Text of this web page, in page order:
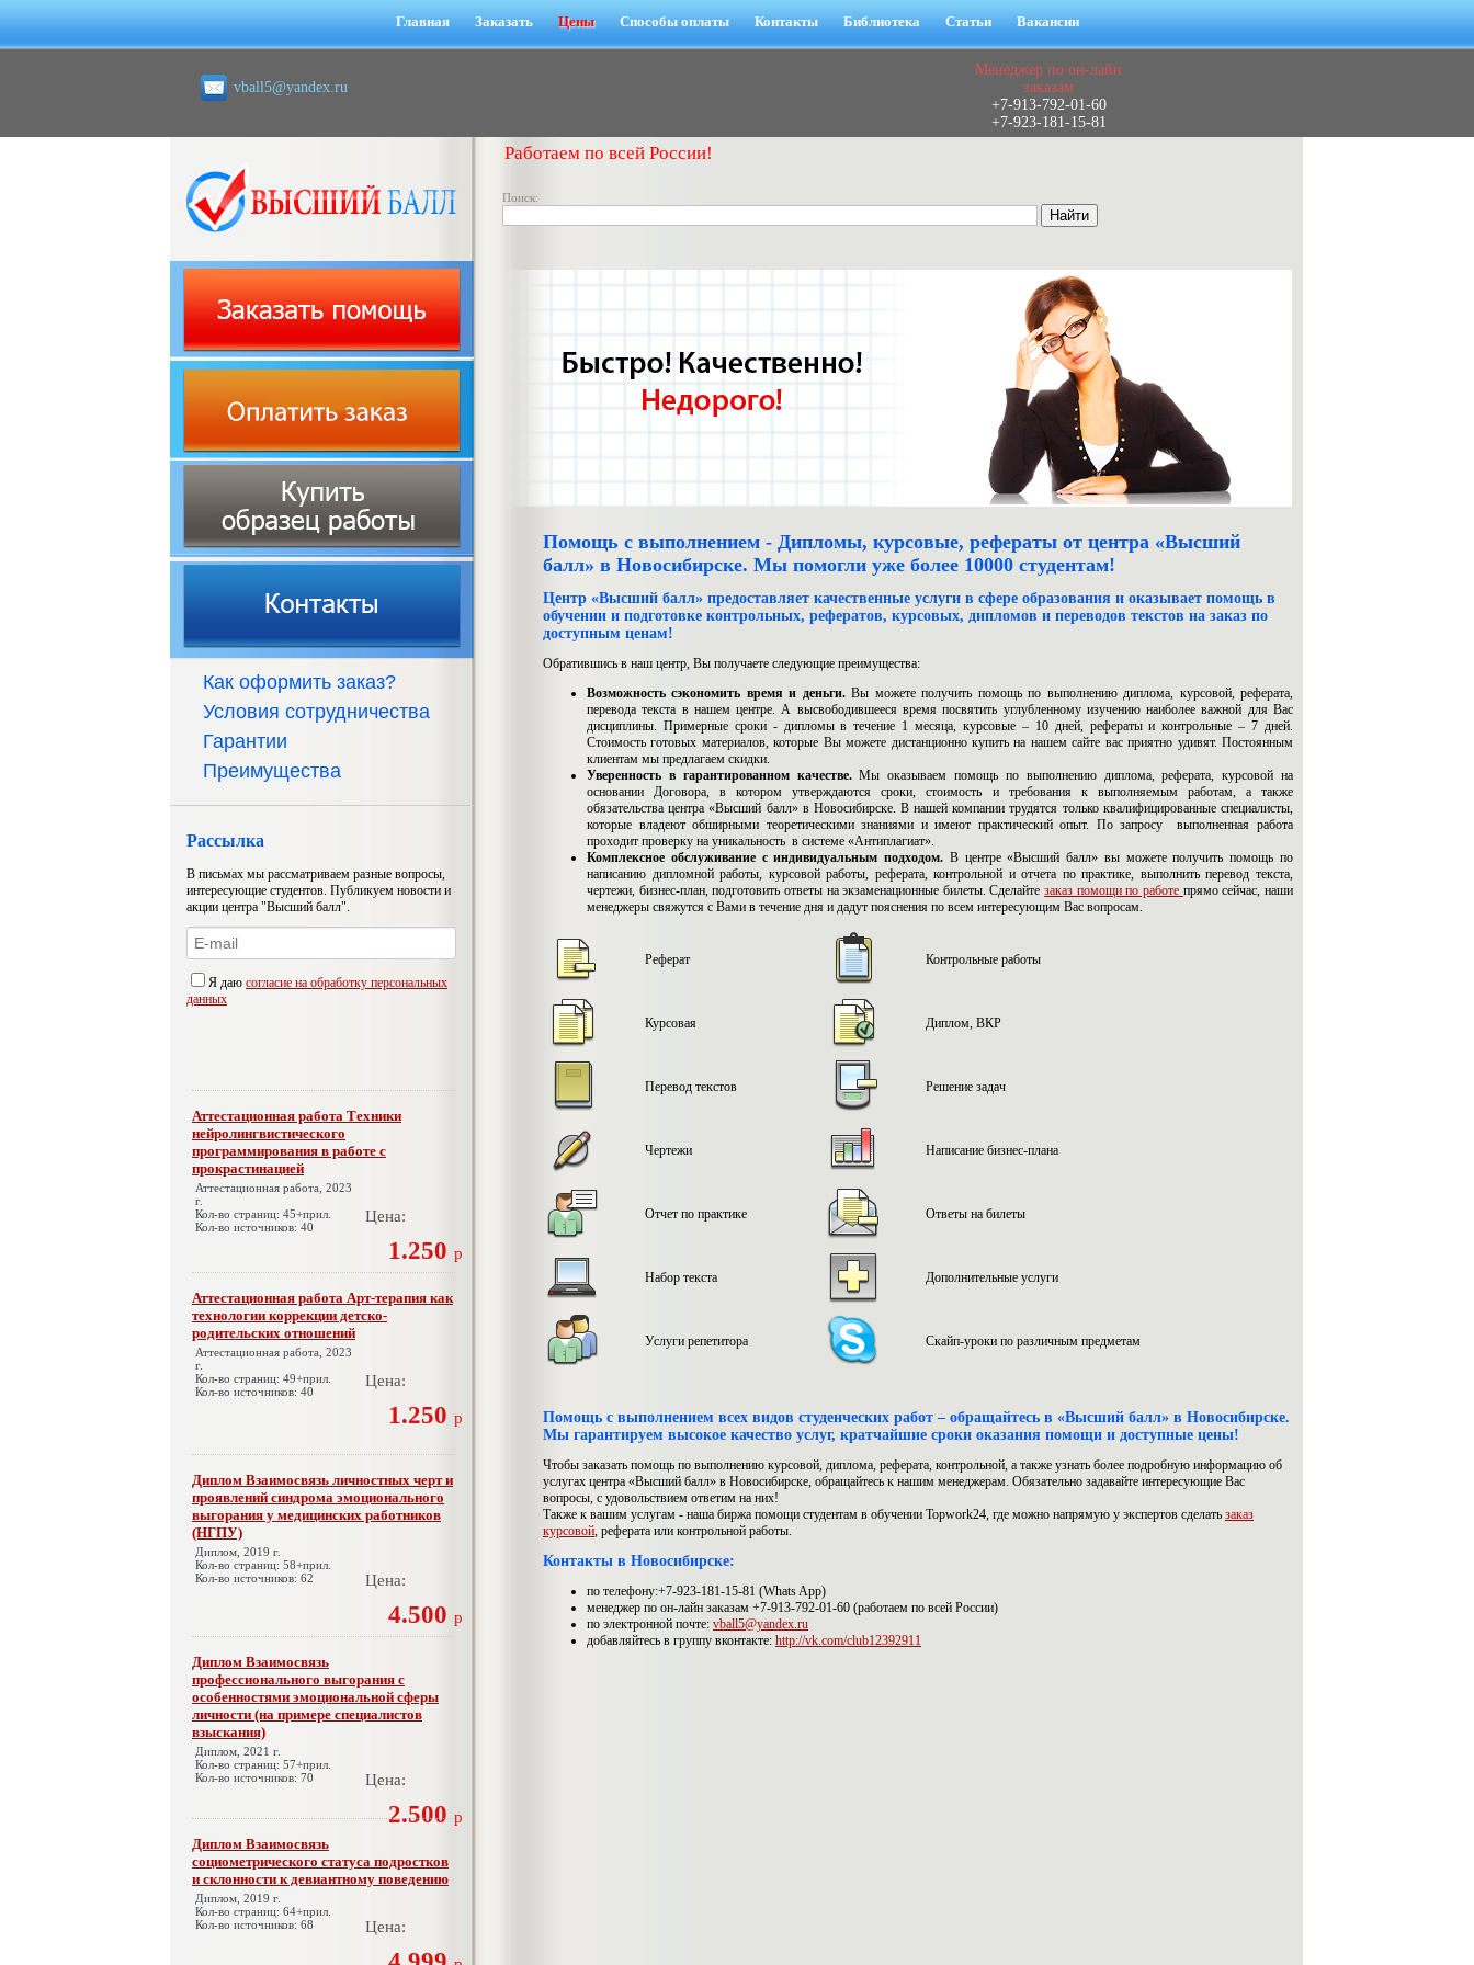
Главная Заказать Цены Способы оплаты Контакты Библиотека Статьи Вакансии
vball5@yandex.ru
Менеджер по он-лайн
заказам
+7-913-792-01-60
+7-923-181-15-81
Работаем по всей России!
Поиск:
Как оформить заказ?
Условия сотрудничества
Гарантии
Преимущества
Рассылка
В письмах мы рассматриваем разные вопросы,
интересующие студентов. Публикуем новости и
акции центра "Высший балл".
Я даю согласие на обработку персональных
данных
Аттестационная работа Техники
нейролингвистического
программирования в работе с
прокрастинацией
Аттестационная работа, 2023
г.
Кол-во страниц: 45+прил.
Кол-во источников: 40
Цена:
1.250 р
Аттестационная работа Арт-терапия как
технологии коррекции детско-
родительских отношений
Аттестационная работа, 2023
г.
Кол-во страниц: 49+прил.
Кол-во источников: 40
Цена:
1.250 р
Диплом Взаимосвязь личностных черт и
проявлений синдрома эмоционального
выгорания у медицинских работников
(НГПУ)
Диплом, 2019 г.
Кол-во страниц: 58+прил.
Кол-во источников: 62
Цена:
4.500 р
Диплом Взаимосвязь
профессионального выгорания с
особенностями эмоциональной сферы
личности (на примере специалистов
взыскания)
Диплом, 2021 г.
Кол-во страниц: 57+прил.
Кол-во источников: 70
Цена:
2.500 р
Диплом Взаимосвязь
социометрического статуса подростков
и склонности к девиантному поведению
Диплом, 2019 г.
Кол-во страниц: 64+прил.
Кол-во источников: 68
Цена:
Помощь с выполнением - Дипломы, курсовые, рефераты от центра «Высший
балл» в Новосибирске. Мы помогли уже более 10000 студентам!
Центр «Высший балл» предоставляет качественные услуги в сфере образования и оказывает помощь в
обучении и подготовке контрольных, рефератов, курсовых, дипломов и переводов текстов на заказ по
доступным ценам!
Обратившись в наш центр, Вы получаете следующие преимущества:
Возможность сэкономить время и деньги.Вы можете получить помощь по выполнению диплома, курсовой, реферата,
перевода текста в нашем центре. А высвободившееся время посвятить углубленному изучению наиболее важной для Вас
дисциплины. Примерные сроки - дипломы в течение 1 месяца, курсовые – 10 дней, рефераты и контрольные – 7 дней.
Стоимость готовых материалов, которые Вы можете дистанционно купить на нашем сайте вас приятно удивят. Постоянным
клиентам мы предлагаем скидки.
Уверенность в гарантированном качестве.Мы оказываем помощь по выполнению диплома, реферата, курсовой на
основании Договора, в котором утверждаются сроки, стоимость и требования к выполняемым работам, а также
обязательства центра «Высший балл» в Новосибирске. В нашей компании трудятся только квалифицированные специалисты,
которые владеют обширными теоретическими знаниями и имеют практический опыт. По запросу выполненная работа
проходит проверку на уникальность в системе «Антиплагиат».
Комплексное обслуживание с индивидуальным подходом. В центре «Высший балл» вы можете получить помощь по
написанию дипломной работы, курсовой работы, реферата, контрольной и отчета по практике, выполнить перевод текста,
чертежи, бизнес-план, подготовить ответы на экзаменационные билеты. Сделайтезаказ помощи по работе прямо сейчас, наши
менеджеры свяжутся с Вами в течение дня и дадут пояснения по всем интересующим Вас вопросам.
Реферат Контрольные работы
Курсовая Диплом, ВКР
Перевод текстов Решение задач
Чертежи Написание бизнес-плана
Отчет по практике Ответы на билеты
Набор текста Дополнительные услуги
Услуги репетитора Скайп-уроки по различным предметам
Помощь с выполнением всех видов студенческих работ – обращайтесь в «Высший балл» в Новосибирске.
Мы гарантируем высокое качество услуг, кратчайшие сроки оказания помощи и доступные цены!
Чтобы заказать помощь по выполнению курсовой, диплома, реферата, контрольной, а также узнать более подробную информацию об
услугах центра «Высший балл» в Новосибирске, обращайтесь к нашим менеджерам. Обязательно задавайте интересующие Вас
вопросы, с удовольствием ответим на них!
Также к вашим услугам - наша биржа помощи студентам в обучении Topwork24, где можно напрямую у экспертов сделать заказ
курсовой, реферата или контрольной работы.
Контакты в Новосибирске:
по телефону:+7-923-181-15-81 (Whats App)
менеджер по он-лайн заказам +7-913-792-01-60 (работаем по всей России)
по электронной почте: vball5@yandex.ru
добавляйтесь в группу вконтакте: http://vk.com/club12392911